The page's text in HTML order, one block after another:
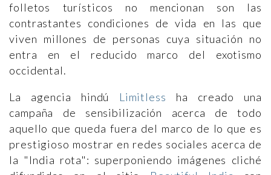
folletos turísticos no mencionan son las
contrastantes condiciones de vida en las que
viven millones de personas cuya situación no
entra en el reducido marco del exotismo
occidental.
La agencia hindú
Limitless ha creado una
campaña de sensibilización acerca de todo
aquello que queda fuera del marco de lo que es
prestigioso mostrar en redes sociales acerca de
la "India rota": superponiendo imágenes cliché